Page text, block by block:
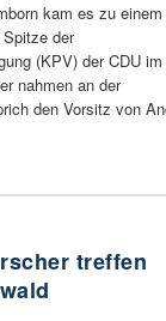
kam es zu einem
der
(KPV) der CDU im
nahmen an der
den Vorsitz von
treffen